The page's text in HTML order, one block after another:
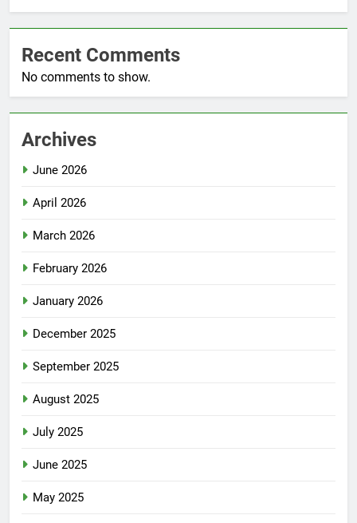
Recent Comments
No comments to show.
Archives
June 2026
April 2026
March 2026
February 2026
January 2026
December 2025
September 2025
August 2025
July 2025
June 2025
May 2025